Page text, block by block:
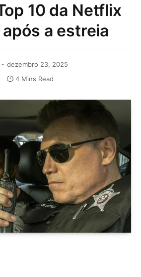
10 da Netflix
a estreia
dezembro 23, 2025
4 Mins Read